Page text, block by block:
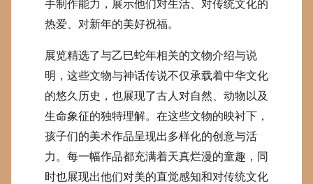
手制作能力，展示他们对生活、对传统文化的
热爱、对新年的美好祝福。
展览精选了与乙巳蛇年相关的文物介绍与说
明，这些文物与神话传说不仅承载着中华文化
的悠久历史，也展现了古人对自然、动物以及
生命象征的独特理解。在这些文物的映衬下，
孩子们的美术作品呈现出多样化的创意与活
力。每一幅作品都充满着天真烂漫的童趣，同
时也展现出他们对美的直觉感知和对传统文化